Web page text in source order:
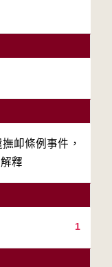
卹條例事件，
釋
1